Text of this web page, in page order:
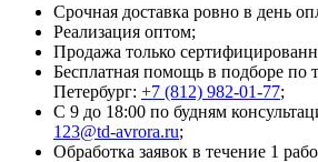
Срочная доставка ровно в день
Реализация оптом;
Продажа только
Бесплатная помощь в подборе по
Петербург: +7 (812) 982-01-77;
С 9 до 18:00 по будням
123@td-avrora.ru;
Обработка заявок в течение 1